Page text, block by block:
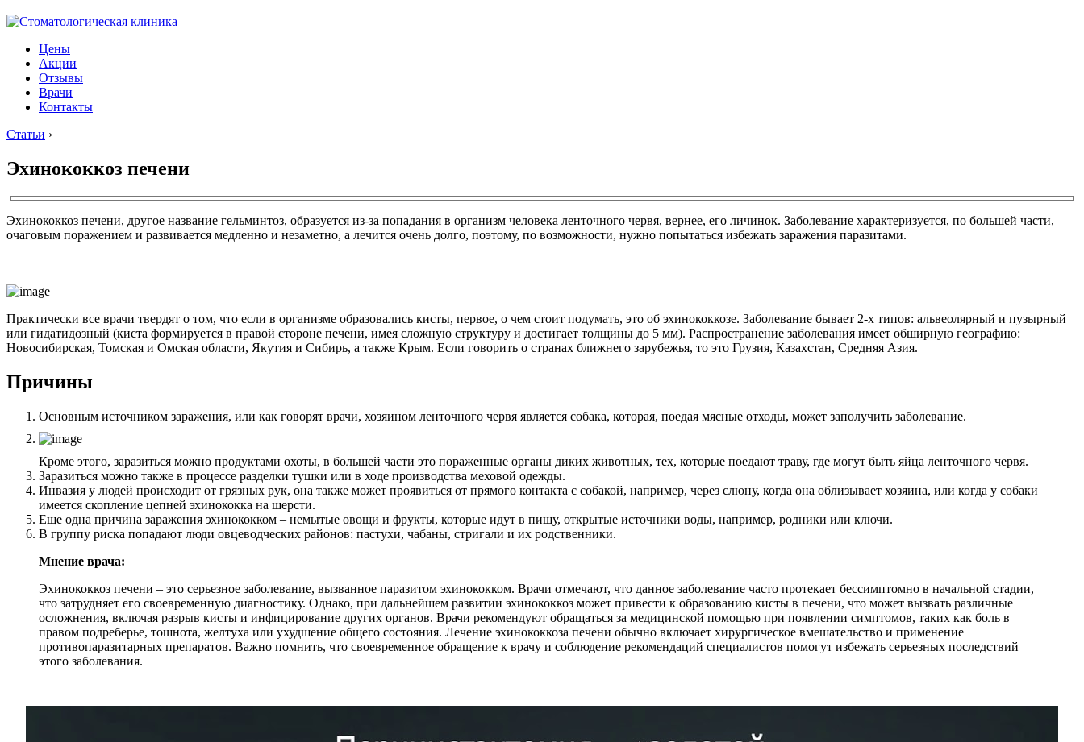
Цены
Акции
Отзывы
Врачи
Контакты
Статьи ›
Эхинококкоз печени
Эхинококкоз печени, другое название гельминтоз, образуется из-за попадания в организм человека ленточного червя, вернее, его личинок. Заболевание характеризуется, по большей части,
очаговым поражением и развивается медленно и незаметно, а лечится очень долго, поэтому, по возможности, нужно попытаться избежать заражения паразитами.
Практически все врачи твердят о том, что если в организме образовались кисты, первое, о чем стоит подумать, это об эхинококкозе. Заболевание бывает 2-х типов: альвеолярный и пузырный
или гидатидозный (киста формируется в правой стороне печени, имея сложную структуру и достигает толщины до 5 мм). Распространение заболевания имеет обширную географию:
Новосибирская, Томская и Омская области, Якутия и Сибирь, а также Крым. Если говорить о странах ближнего зарубежья, то это Грузия, Казахстан, Средняя Азия.
Причины
Основным источником заражения, или как говорят врачи, хозяином ленточного червя является собака, которая, поедая мясные отходы, может заполучить заболевание.
Кроме этого, заразиться можно продуктами охоты, в большей части это пораженные органы диких животных, тех, которые поедают траву, где могут быть яйца ленточного червя.
Заразиться можно также в процессе разделки тушки или в ходе производства меховой одежды.
Инвазия у людей происходит от грязных рук, она также может проявиться от прямого контакта с собакой, например, через слюну, когда она облизывает хозяина, или когда у собаки
имеется скопление цепней эхинококка на шерсти.
Еще одна причина заражения эхинококком – немытые овощи и фрукты, которые идут в пищу, открытые источники воды, например, родники или ключи.
В группу риска попадают люди овцеводческих районов: пастухи, чабаны, стригали и их родственники.
Мнение врача:
Эхинококкоз печени – это серьезное заболевание, вызванное паразитом эхинококком. Врачи отмечают, что данное заболевание часто протекает бессимптомно в начальной стадии,
что затрудняет его своевременную диагностику. Однако, при дальнейшем развитии эхинококкоз может привести к образованию кисты в печени, что может вызвать различные
осложнения, включая разрыв кисты и инфицирование других органов. Врачи рекомендуют обращаться за медицинской помощью при появлении симптомов, таких как боль в
правом подреберье, тошнота, желтуха или ухудшение общего состояния. Лечение эхинококкоза печени обычно включает хирургическое вмешательство и применение
противопаразитарных препаратов. Важно помнить, что своевременное обращение к врачу и соблюдение рекомендаций специалистов помогут избежать серьезных последствий
этого заболевания.